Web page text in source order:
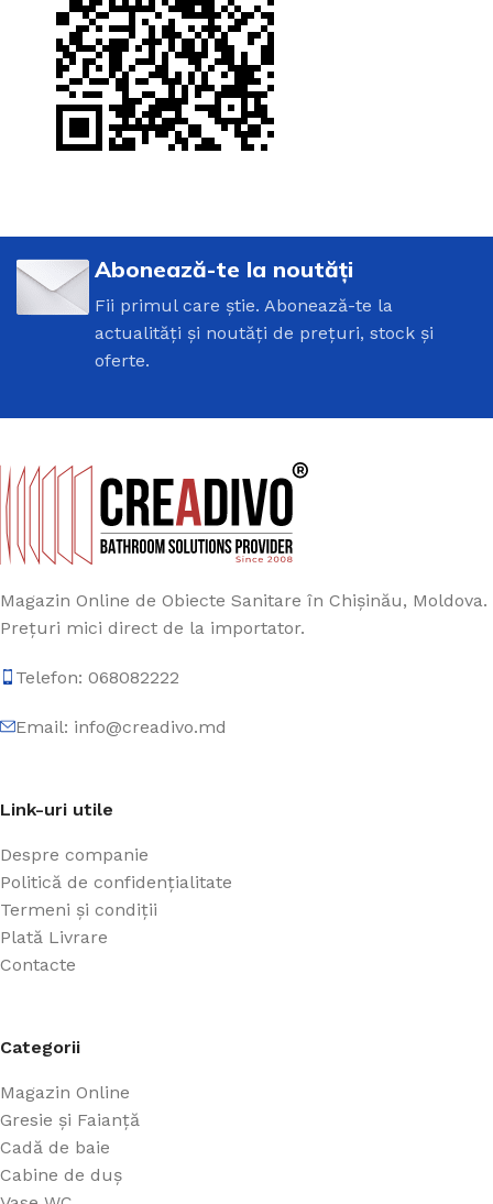
Abonează-te la noutăți
Fii primul care știe. Abonează-te la
actualități și noutăți de prețuri, stock și
oferte.
Magazin Online de Obiecte Sanitare în Chișinău, Moldova.
Prețuri mici direct de la importator.
Telefon: 068082222
Email: info@creadivo.md
Link-uri utile
Despre companie
Politică de confidențialitate
Termeni și condiții
Plată Livrare
Contacte
Categorii
Magazin Online
Gresie și Faianță
Cadă de baie
Cabine de duș